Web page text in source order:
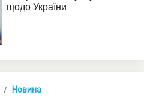
Новина